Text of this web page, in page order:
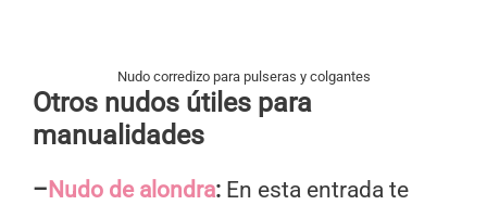
Nudo corredizo para pulseras y colgantes
Otros nudos útiles para
manualidades
– Nudo de alondra: En esta entrada te